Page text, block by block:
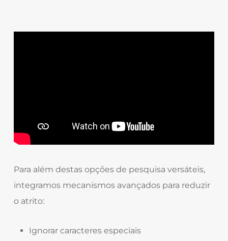
Para além destas opções de pesquisa versáteis,
integramos mecanismos avançados para reduzir
o atrito:
Ignorar caracteres especiais